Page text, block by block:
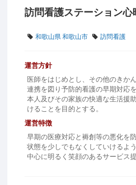
訪問看護ステーション心
和歌山県 和歌山市 訪問看護
運営方針
医師をはじめとし、その他のきか
連携を図り予防的看護の早期対応
本人及びその家族の快適な生活援
けることを目的とする。
運営特徴
早期の医療対応と褥創等の悪化を
状態を少しでもなくしていけるよ
中心に明るく笑顔のあるサービス